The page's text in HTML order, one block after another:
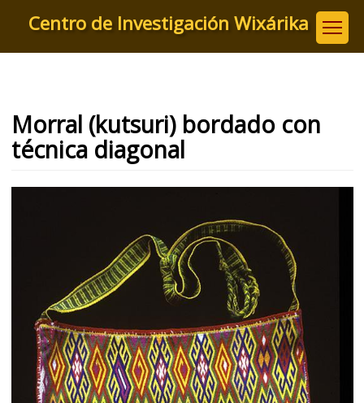
principal
Centro de Investigación Wixárika
Morral (kutsuri) bordado con
técnica diagonal